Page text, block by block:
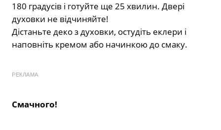
180 градусів і готуйте ще 25 хвилин. Двері
духовки не відчиняйте!
Дістаньте деко з духовки, остудіть еклери і
наповніть кремом або начинкою до смаку.
РЕКЛАМА
Смачного!